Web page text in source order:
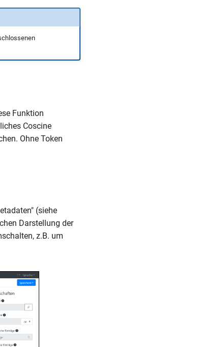
Funktion
Coscine
Ohne Token
(siehe
Darstellung der
z.B. um